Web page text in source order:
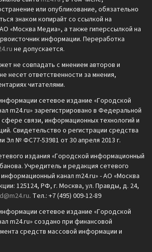
или опубликование, обязательно
знаком копирайт со ссылкой на
«Москва Медиа», а также гиперссылкой на
информации. Переработка
не допускается.
не совпадать с мнением авторов и
несет ответственности за мнения,
читателями.
сетевое издание «Городской
m24.ru» зарегистрировано в Федеральной
связи, информационных технологий и
Свидетельство о регистрации средства
Эл № ФС77-53981 от 30 апреля 2013 г.
издания «Городской информационный
Учредитель и редакция сетевого
канал m24.ru» - АО «Москва
125124, РФ, г. Москва, ул. Правды, д. 24,
. Тел.: +7 (495) 009-12-89
сетевое издание «Городской
m24.ru» создано при финансовой
средств массовой информации и